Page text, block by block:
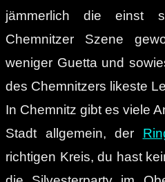
jämmerlich die einst
Chemnitzer Szene
weniger Guetta und
des Chemnitzers likeste
In Chemnitz gibt es viele
Stadt allgemein, der
richtigen Kreis, du hast